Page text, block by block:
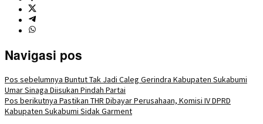
Navigasi pos
Pos sebelumnya Buntut Tak Jadi Caleg Gerindra Kabupaten Sukabumi
Umar Sinaga Diisukan Pindah Partai
Pos berikutnya Pastikan THR Dibayar Perusahaan, Komisi IV DPRD
Kabupaten Sukabumi Sidak Garment